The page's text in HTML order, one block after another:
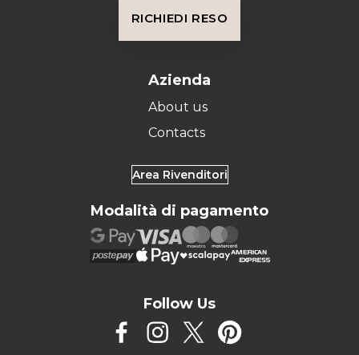
RICHIEDI RESO
Azienda
About us
Contacts
Area Rivenditori
Modalità di pagamento
Follow Us